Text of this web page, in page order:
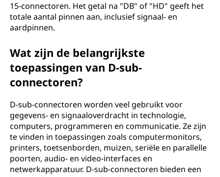
15-connectoren. Het getal na "DB" of "HD" geeft het
totale aantal pinnen aan, inclusief signaal- en
aardpinnen.
Wat zijn de belangrijkste
toepassingen van D-sub-
connectoren?
D-sub-connectoren worden veel gebruikt voor
gegevens- en signaaloverdracht in technologie,
computers, programmeren en communicatie. Ze zijn
te vinden in toepassingen zoals computermonitors,
printers, toetsenborden, muizen, seriële en parallelle
poorten, audio- en video-interfaces en
netwerkapparatuur. D-sub-connectoren bieden een